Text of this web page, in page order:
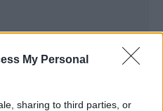
My Personal
sharing to third parties, or